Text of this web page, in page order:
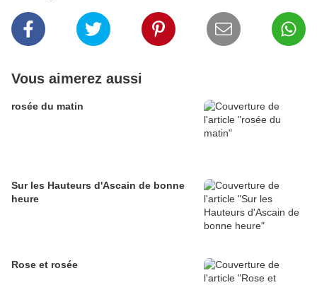
Vous aimerez aussi
rosée du matin
Sur les Hauteurs d'Ascain de bonne
heure
Rose et rosée